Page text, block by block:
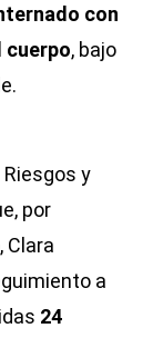
con
cuerpo, bajo
y
por
Clara
a
24